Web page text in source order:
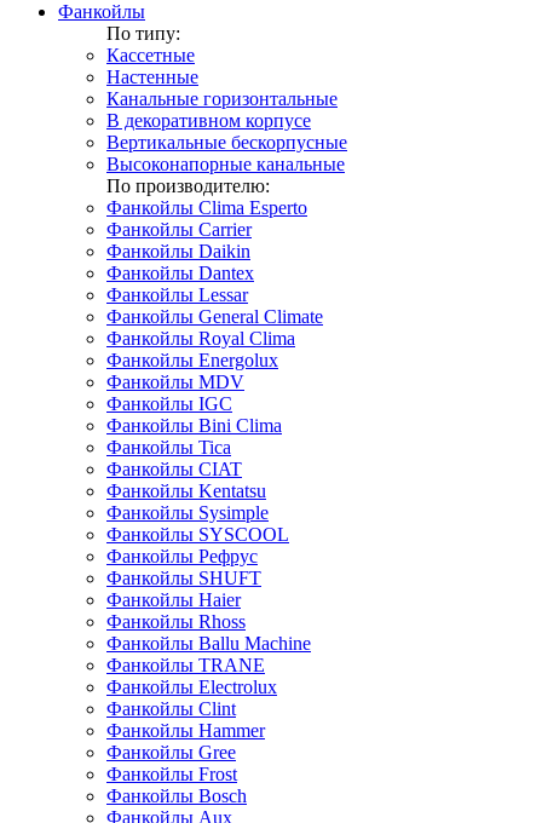
Фанкойлы
По типу:
Кассетные
Настенные
Канальные горизонтальные
В декоративном корпусе
Вертикальные бескорпусные
Высоконапорные канальные
По производителю:
Фанкойлы Clima Esperto
Фанкойлы Carrier
Фанкойлы Daikin
Фанкойлы Dantex
Фанкойлы Lessar
Фанкойлы General Climate
Фанкойлы Royal Clima
Фанкойлы Energolux
Фанкойлы MDV
Фанкойлы IGC
Фанкойлы Bini Clima
Фанкойлы Tica
Фанкойлы CIAT
Фанкойлы Kentatsu
Фанкойлы Sysimple
Фанкойлы SYSCOOL
Фанкойлы Рефрус
Фанкойлы SHUFT
Фанкойлы Haier
Фанкойлы Rhoss
Фанкойлы Ballu Machine
Фанкойлы TRANE
Фанкойлы Electrolux
Фанкойлы Clint
Фанкойлы Hammer
Фанкойлы Gree
Фанкойлы Frost
Фанкойлы Bosch
Фанкойлы Aux